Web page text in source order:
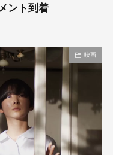
ント到着
映画